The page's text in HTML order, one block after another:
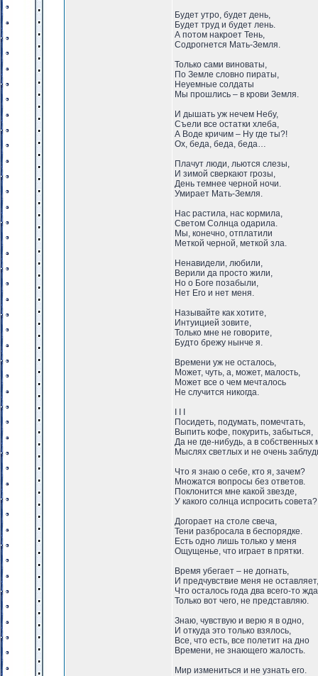
Будет утро, будет день,
Будет труд и будет лень.
А потом накроет Тень,
Содрогнется Мать-Земля.
Только сами виноваты,
По Земле словно пираты,
Неуемные солдаты
Мы прошлись – в крови Земля.
И дышать уж нечем Небу,
Съели все остатки хлеба,
А Воде кричим – Ну где ты?!
Ох, беда, беда, беда…
Плачут люди, льются слезы,
И зимой сверкают грозы,
День темнее черной ночи.
Умирает Мать-Земля.
Нас растила, нас кормила,
Светом Солнца одарила.
Мы, конечно, отплатили
Меткой черной, меткой зла.
Ненавидели, любили,
Верили да просто жили,
Но о Боге позабыли,
Нет Его и нет меня.
Называйте как хотите,
Интуицией зовите,
Только мне не говорите,
Будто брежу нынче я.
Времени уж не осталось,
Может, чуть, а, может, малость,
Может все о чем мечталось
Не случится никогда.
Посидеть, подумать, помечтать,
Выпить кофе, покурить, забыться,
Да не где-нибудь, а в собственных
Мыслях светлых и не очень
Что я знаю о себе, кто я, зачем?
Множатся вопросы без ответов.
Поклонится мне какой звезде,
У какого солнца испросить совета?
Догорает на столе свеча,
Тени разбросала в беспорядке.
Есть одно лишь только у меня
Ощущенье, что играет в прятки.
Время убегает – не догнать,
И предчувствие меня не оставляет,
Что осталось года два всего-то
Только вот чего, не представляю.
Знаю, чувствую и верю я в одно,
И откуда это только взялось,
Все, что есть, все полетит на дно
Времени, не знающего жалость.
Мир измениться и не узнать его.